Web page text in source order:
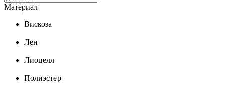
Материал
Вискоза
Лен
Лиоцелл
Полиэстер